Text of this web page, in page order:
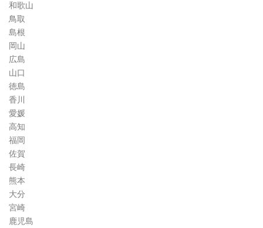
和歌山
鳥取
島根
岡山
広島
山口
徳島
香川
愛媛
高知
福岡
佐賀
長崎
熊本
大分
宮崎
鹿児島